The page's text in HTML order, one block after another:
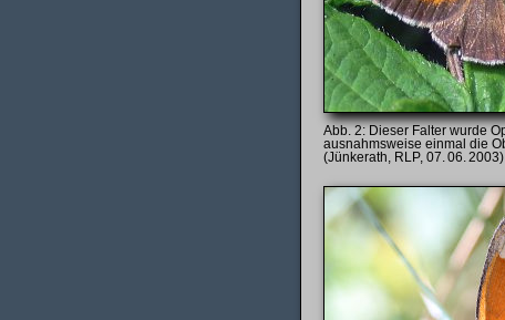
Dieser Falter wurde
ausnahmsweise einmal die
(Jünkerath, RLP, 07. 06. 2003)